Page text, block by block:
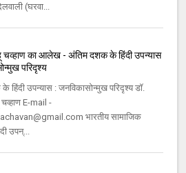
(घरवा...
चव्हाण का आलेख - अंतिम दशक के हिंदी उपन्यास
परिदृश्य
हिंदी उपन्यास : जनविकासोन्मुख परिदृश्य डॉ.
चव्हाण E-mail -
भारतीय सामाजिक
उपन्...